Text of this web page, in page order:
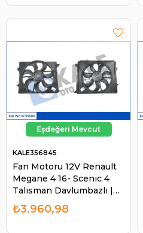
Fan Motoru 12V Renault
Megane 4 16- Scenıc 4
Talısman Davlumbazlı |
KALE 356845
KALE356845
₺3.960,98